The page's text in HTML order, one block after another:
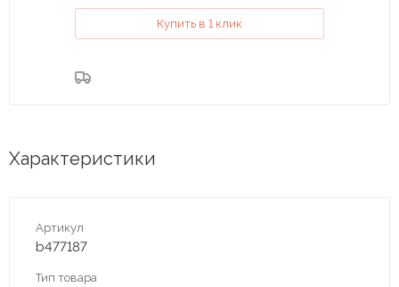
Купить в 1 клик
Характеристики
Артикул
b477187
Тип товара